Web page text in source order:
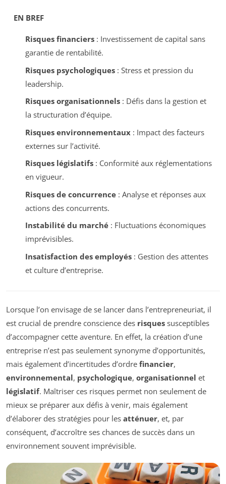
EN BREF
Risques financiers: Investissement de capital sans
garantie de rentabilité.
Risques psychologiques: Stress et pression du
leadership.
Risques organisationnels: Défis dans la gestion et
la structuration d’équipe.
Risques environnementaux: Impact des facteurs
externes sur l’activité.
Risques législatifs: Conformité aux réglementations
en vigueur.
Risques de concurrence: Analyse et réponses aux
actions des concurrents.
Instabilité du marché: Fluctuations économiques
imprévisibles.
Insatisfaction des employés: Gestion des attentes
et culture d’entreprise.
Lorsque l’on envisage de se lancer dans l’entrepreneuriat, il
est crucial de prendre conscience des risques susceptibles
d’accompagner cette aventure. En effet, la création d’une
entreprise n’est pas seulement synonyme d’opportunités,
mais également d’incertitudes d’ordre financier,
environnemental, psychologique, organisationnel et
législatif. Maîtriser ces risques permet non seulement de
mieux se préparer aux défis à venir, mais également
d’élaborer des stratégies pour les atténuer, et, par
conséquent, d’accroître ses chances de succès dans un
environnement souvent imprévisible.